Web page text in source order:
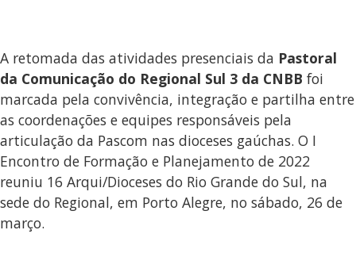
A retomada das atividades presenciais da Pastoral
da Comunicação do Regional Sul 3 da CNBB foi
marcada pela convivência, integração e partilha entre
as coordenações e equipes responsáveis pela
articulação da Pascom nas dioceses gaúchas. O I
Encontro de Formação e Planejamento de 2022
reuniu 16 Arqui/Dioceses do Rio Grande do Sul, na
sede do Regional, em Porto Alegre, no sábado, 26 de
março.